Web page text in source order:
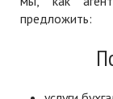
предложить: